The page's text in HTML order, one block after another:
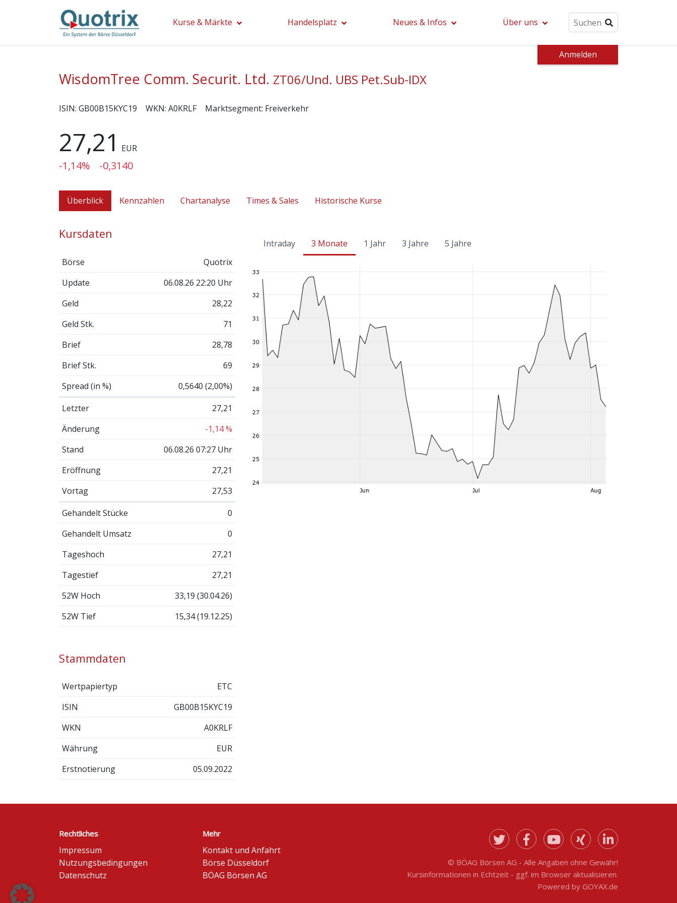
Kurse & Märkte Handelsplatz Neues & Infos Über uns
Anmelden
WisdomTree Comm. Securit. Ltd. ZT06/Und. UBS Pet.Sub-IDX
ISIN: GB00B15KYC19 WKN: A0KRLF Marktsegment: Freiverkehr
27,21 EUR
-1,14% -0,3140
Überblick Kennzahlen Chartanalyse Times & Sales Historische Kurse
Kursdaten
Börse
Quotrix
Update
06.08.26 22:20 Uhr
Geld
28,22
Geld Stk.
71
Brief
28,78
Brief Stk.
69
Spread (in %)
0,5640 (2,00%)
Letzter
27,21
Änderung
-1,14 %
Stand
06.08.26 07:27 Uhr
Eröffnung
27,21
Vortag
27,53
Gehandelt Stücke
0
Gehandelt Umsatz
0
Tageshoch
27,21
Tagestief
27,21
52W Hoch
33,19 (30.04.26)
52W Tief
15,34 (19.12.25)
Stammdaten
Wertpapiertyp
ETC
ISIN
GB00B15KYC19
WKN
A0KRLF
Währung
EUR
Erstnotierung
05.09.2022
Intraday 3 Monate 1 Jahr 3 Jahre 5 Jahre
Rechtliches
Impressum
Nutzungsbedingungen
Datenschutz
Mehr
Kontakt und Anfahrt
Börse Düsseldorf
BÖAG Börsen AG
© BÖAG Börsen AG - Alle Angaben ohne Gewähr!
Kursinformationen in Echtzeit - ggf. im Browser aktualisieren.
Powered by GOYAX.de